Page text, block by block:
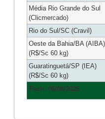
Média Rio Grande do Sul
(Clicmercado)
Rio do Sul/SC (Cravil)
Oeste da Bahia/BA (AIBA)
(R$/Sc 60 kg)
Guaratinguetá/SP (IEA)
(R$/Sc 60 kg)
Fech. 06/08/2026